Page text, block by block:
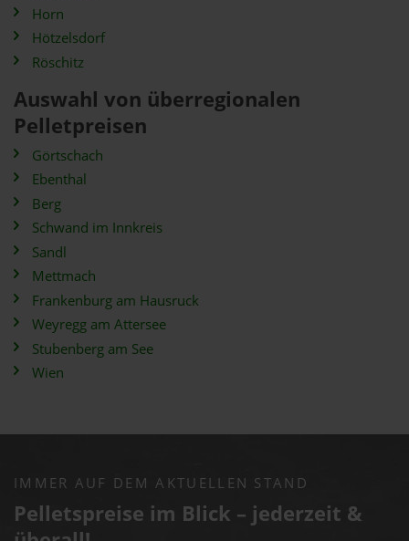
Horn
Hötzelsdorf
Röschitz
Auswahl von überregionalen
Pelletpreisen
Görtschach
Ebenthal
Berg
Schwand im Innkreis
Sandl
Mettmach
Frankenburg am Hausruck
Weyregg am Attersee
Stubenberg am See
Wien
IMMER AUF DEM AKTUELLEN STAND
Pelletspreise im Blick – jederzeit &